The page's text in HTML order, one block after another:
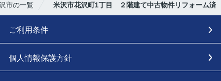
市の一覧 米沢市花沢町1丁目 ２階建て中古物件リフォーム済
ご利用条件
個人情報保護方針